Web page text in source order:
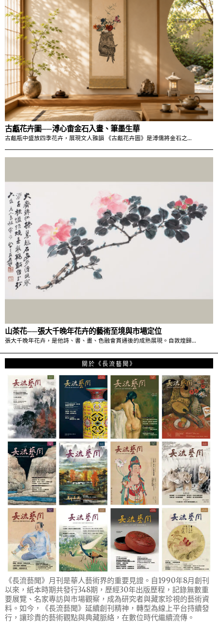
古甗花卉圖──溥心畬金石入畫、筆墨生華
古甗瓶中盛放四季花卉，展現文人雅韻 《古甗花卉圖》是溥儒將金石之…
山茶花──張大千晚年花卉的藝術至境與市場定位
張大千晚年花卉，是他詩、書、畫、色融會貫通後的成熟展現。自敦煌歸…
關於《長流藝聞》
《長流藝聞》月刊是華人藝術界的重要見證。自1990年8月創刊
以來，紙本時期共發行348期，歷經30年出版歷程，記錄無數重
要展覽、名家專訪與市場觀察，成為研究者與藏家珍視的藝術資
料。如今，《長流藝聞》延續創刊精神，轉型為線上平台持續發
行，讓珍貴的藝術觀點與典藏脈絡，在數位時代繼續流傳。